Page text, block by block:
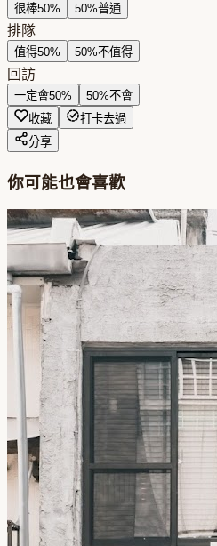
很棒50% 50%普通
排隊
值得50% 50%不值得
回訪
一定會50% 50%不會
收藏
打卡去過
分享
你可能也會喜歡